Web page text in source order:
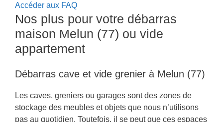
Accéder aux FAQ
Nos plus pour votre débarras
maison Melun (77) ou vide
appartement
Débarras cave et vide grenier à Melun (77)
Les caves, greniers ou garages sont des zones de
stockage des meubles et objets que nous n’utilisons
pas au quotidien. Toutefois, il se peut que ces espaces